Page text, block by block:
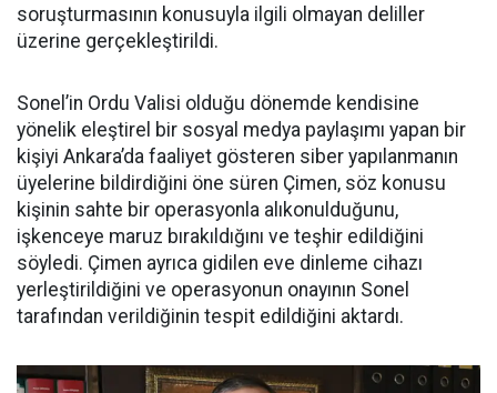
soruşturmasının konusuyla ilgili olmayan deliller
üzerine gerçekleştirildi.
Sonel’in Ordu Valisi olduğu dönemde kendisine
yönelik eleştirel bir sosyal medya paylaşımı yapan bir
kişiyi Ankara’da faaliyet gösteren siber yapılanmanın
üyelerine bildirdiğini öne süren Çimen, söz konusu
kişinin sahte bir operasyonla alıkonulduğunu,
işkenceye maruz bırakıldığını ve teşhir edildiğini
söyledi. Çimen ayrıca gidilen eve dinleme cihazı
yerleştirildiğini ve operasyonun onayının Sonel
tarafından verildiğinin tespit edildiğini aktardı.